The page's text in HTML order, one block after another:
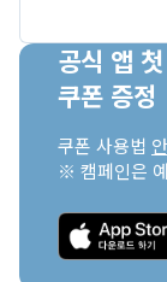
공식 앱
쿠폰 증정
쿠폰 사용법
※ 캠페인은